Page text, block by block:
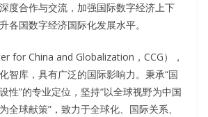
度合作与交流，加强国际数字经济上下
各国数字经济国际化发展水平。
for China and Globalization，CCG），
智库，具有广泛的国际影响力。秉承“国
性”的专业定位，坚持“以全球视野为中国
全球献策”，致力于全球化、国际关系、